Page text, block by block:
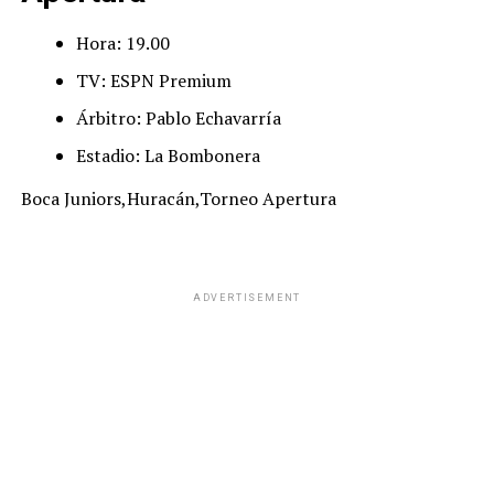
Hora: 19.00
TV: ESPN Premium
Árbitro: Pablo Echavarría
Estadio: La Bombonera
Boca Juniors,Huracán,Torneo Apertura
ADVERTISEMENT